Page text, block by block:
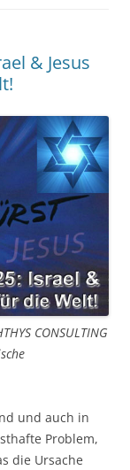
& Jesus
CONSULTING
und auch in
Problem,
die Ursache